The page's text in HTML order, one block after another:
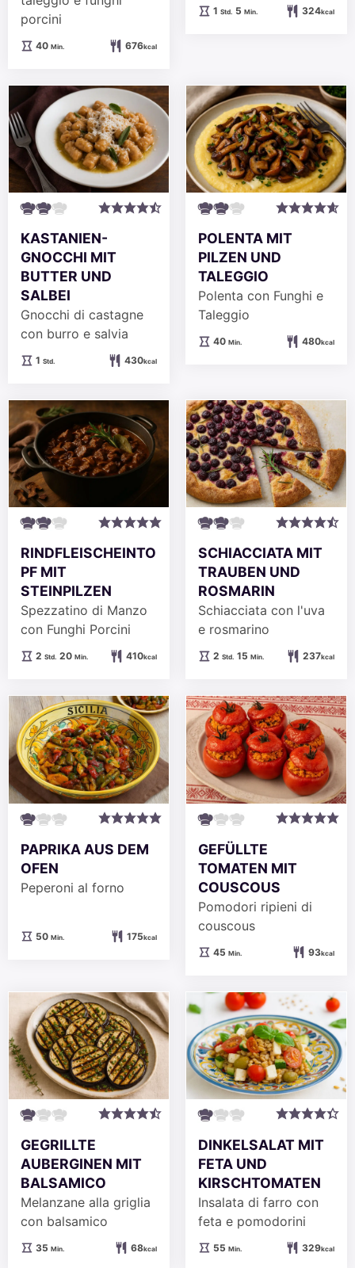
porcini
40Minuten
Min. 676kcal
1Stunde
Std. 5Minuten
Min. 324kcal
KASTANIEN-
GNOCCHI MIT
BUTTER UND
SALBEI
Gnocchi di castagne
con burro e salvia
1Stunde
Std. 430kcal
POLENTA MIT
PILZEN UND
TALEGGIO
Polenta con Funghi e
Taleggio
40Minuten
Min. 480kcal
RINDFLEISCHEINTO
PF MIT
STEINPILZEN
Spezzatino di Manzo
con Funghi Porcini
2Stunden
Std. 20Minuten
Min. 410kcal
SCHIACCIATA MIT
TRAUBEN UND
ROSMARIN
Schiacciata con l'uva
e rosmarino
2Stunden
Std. 15Minuten
Min. 237kcal
PAPRIKA AUS DEM
OFEN
Peperoni al forno
50Minuten
Min. 175kcal
GEFÜLLTE
TOMATEN MIT
COUSCOUS
Pomodori ripieni di
couscous
45Minuten
Min. 93kcal
GEGRILLTE
AUBERGINEN MIT
BALSAMICO
Melanzane alla griglia
con balsamico
35Minuten
Min. 68kcal
DINKELSALAT MIT
FETA UND
KIRSCHTOMATEN
Insalata di farro con
feta e pomodorini
55Minuten
Min. 329kcal